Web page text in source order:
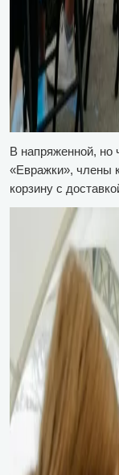
В напряженной, но
«Евражки», члены
корзину с